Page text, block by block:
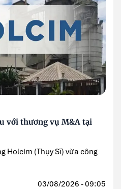
với thương vụ M&A tại
Holcim (Thụy Sĩ) vừa công
03/08/2026 - 09:05